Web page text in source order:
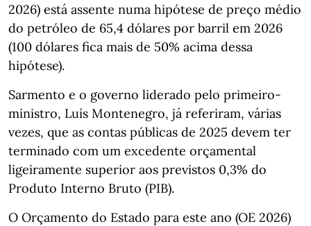
2026) está assente numa hipótese de preço médio
do petróleo de 65,4 dólares por barril em 2026
(100 dólares fica mais de 50% acima dessa
hipótese).
Sarmento e o governo liderado pelo primeiro-
ministro, Luís Montenegro, já referiram, várias
vezes, que as contas públicas de 2025 devem ter
terminado com um excedente orçamental
ligeiramente superior aos previstos 0,3% do
Produto Interno Bruto (PIB).
O Orçamento do Estado para este ano (OE 2026)